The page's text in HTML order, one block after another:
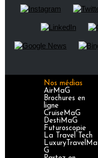
Nos médias
AirMaG
Brochures en
ligne
CruiseMaG
DestiMaG
Futuroscopie
La Travel Tech
LuxuryTravelMa
G